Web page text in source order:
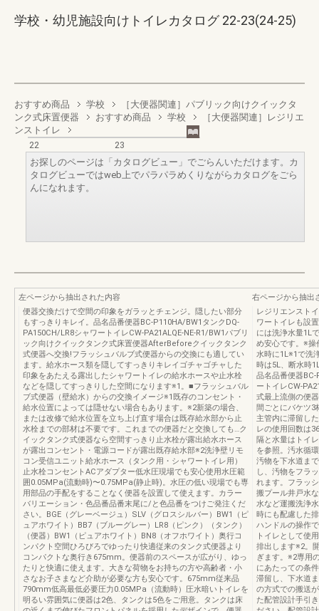
学校・幼児施設向けトイレカタログ 22-23(24-25)
おすすめ商品 学校
［大便器関連］パブリック向けクイックタ
ンク式床置便器
おすすめ商品 学校
［大便器関連］レジリエ
ンストイレ
22
23
お探しのページは「カタログビュー」でごらんいただけます。カ
タログビューではweb上でパラパラめくりながらカタログをごら
んになれます。
左ページから抽出された内容
便器交換だけで空間の印象をガラッとチェンジ。隠したい部分
もすっきりキレイ。品名品番便器BC-P110HA/BW1タンクDQ-
PA150CH/LR8シャワートイレCW-PA21ALQE-NE-R1/BW1パブリ
ック向けクイックタンク式床置便器AfterBeforeクイックタンク
式便器へ交換!フラッシュバルブ式便器からの交換にも適してい
ます。給水ホース類を隠してすっきりキレイゴチャゴチャした
印象をあたえる露出したシャワートイレの給水ホースや止水栓
などを隠してすっきりした空間になります※1。■フラッシュバル
ブ式便器（壁給水）からの交換イメージ※1既存のコンセント・
給水位置によっては隠せない場合もあります。※2新築の場合、
または改修で給水位置を立ち上げ直す場合は既存給水部から止
水栓までの部材は不要です。これまでの便器だと交換しても…ク
イックタンク式便器なら空間すっきり止水栓が露出給水ホース
が露出コンセント・電源コードが露出既存給水部※2洗浄壁リモ
コン受信ユニット給水ホース（タンク用・シャワートイレ用）
止水栓コンセントACアダプター低水圧現場でも安心使用水圧範
囲0.05MPa(流動時)〜0.75MPa(静止時)。水圧の低い現場でも専
用部品の手配をすることなく便器を設置して使えます。カラー
バリエーション・色品番品番末尾に/と色品番をつけご発注くだ
さい。BGE（グレーベージュ）SLV（グロスシルバー）BW1（ピ
ュアホワイト）BB7（ブルーグレー）LR8（ピンク）（タンク）
（便器）BW1（ピュアホワイト）BN8（オフホワイト）奥行コ
ンパクト空間ひろびろでゆったり快適従来のタンク式便器より
コンパクトな奥行き675mm。便器前のスペースが広がり、ゆっ
たりと快適に使えます。大きな荷物をお持ちの方や高齢者・小
さなお子さまなど介助が必要な方も安心です。675mm従来品
790mm低高最低必要圧力0.05MPa（流動時）圧水暗いトイレを
明るい雰囲気に便器は2色、タンクは5色をご用意。タンクは床
右ページから抽出
レジリエンスト
ワートイレも設
には洗浄水量1L
め安心です。※操
水時に1L※1で洗
時は5L、断水時
品名品番便器
ートイレCW-
式最上流側の便
間ごとにバケツ3
主管内に滞留し
レの使用回数は
隔と水量はトイ
を参照。汚水循
汚物を下水道ま
し、汚物をフラ
れます。フラッ
搬プール井戸水
水など運搬洗浄
時にも配慮した
ハンドルの操作
トイレとして使
排出します※2。
ぎます。※2専用
にあたっての条
滞留し、下水道
の方式での搬送
た配管設計手引